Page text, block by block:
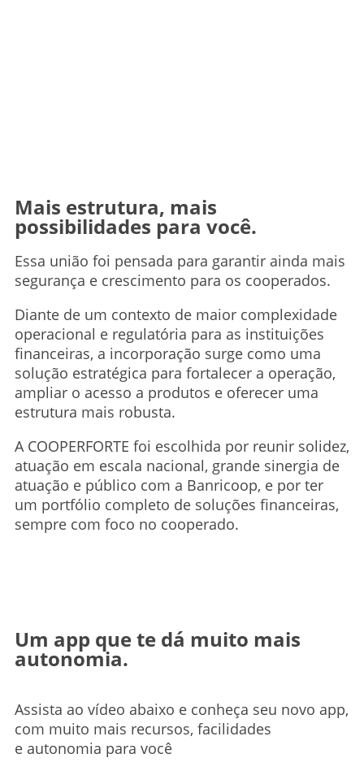
Mais estrutura, mais
possibilidades para você.
Essa união foi pensada para garantir ainda mais
segurança e crescimento para os cooperados.
Diante de um contexto de maior complexidade
operacional e regulatória para as instituições
financeiras, a incorporação surge como uma
solução estratégica para fortalecer a operação,
ampliar o acesso a produtos e oferecer uma
estrutura mais robusta.
A COOPERFORTE foi escolhida por reunir solidez,
atuação em escala nacional, grande sinergia de
atuação e público com a Banricoop, e por ter
um portfólio completo de soluções financeiras,
sempre com foco no cooperado.
Um app que te dá muito mais
autonomia.
Assista ao vídeo abaixo e conheça seu novo app,
com muito mais recursos, facilidades
e autonomia para você